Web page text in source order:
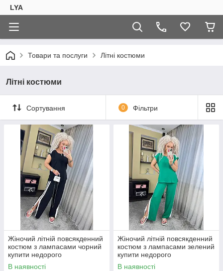
LYA
Товари та послуги Літні костюми
Літні костюми
Сортування 0 Фільтри
Жіночий літній повсякденний
костюм з лампасами чорний
купити недорого
В наявності
Жіночий літній повсякденний
костюм з лампасами зелений
купити недорого
В наявності